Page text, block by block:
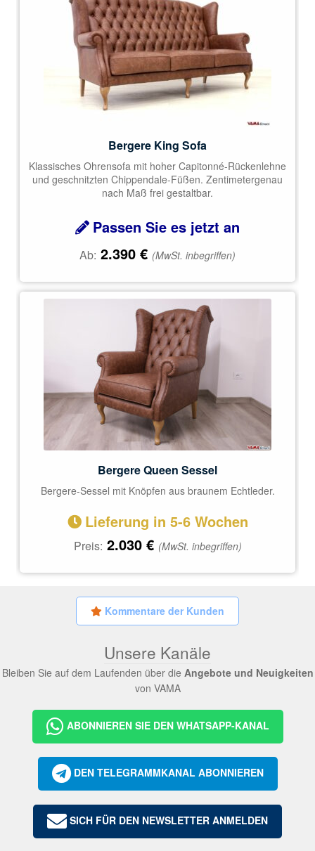
Bergere King Sofa
Klassisches Ohrensofa mit hoher Capitonné-Rückenlehne
und geschnitzten Chippendale-Füßen. Zentimetergenau
nach Maß frei gestaltbar.
Passen Sie es jetzt an
Ab: 2.390 € (MwSt. inbegriffen)
Bergere Queen Sessel
Bergere-Sessel mit Knöpfen aus braunem Echtleder.
Lieferung in 5-6 Wochen
Preis: 2.030 € (MwSt. inbegriffen)
Kommentare der Kunden
Unsere Kanäle
Bleiben Sie auf dem Laufenden über die Angebote und Neuigkeiten
von VAMA
ABONNIEREN SIE DEN WHATSAPP-KANAL
DEN TELEGRAMMKANAL ABONNIEREN
SICH FÜR DEN NEWSLETTER ANMELDEN